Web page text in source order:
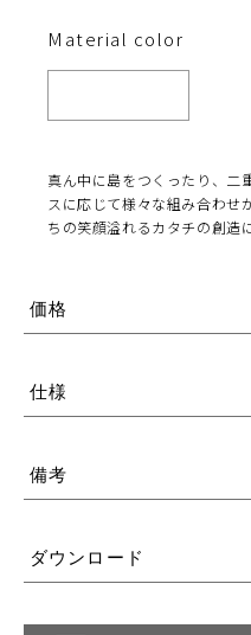
Material color
真ん中に島をつくったり、二
スに応じて様々な組み合わせ
ちの笑顔溢れるカタチの創造
価格
仕様
備考
ダウンロード